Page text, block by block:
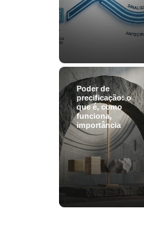
Poder de
precificação: o
que é, como
funciona,
importância